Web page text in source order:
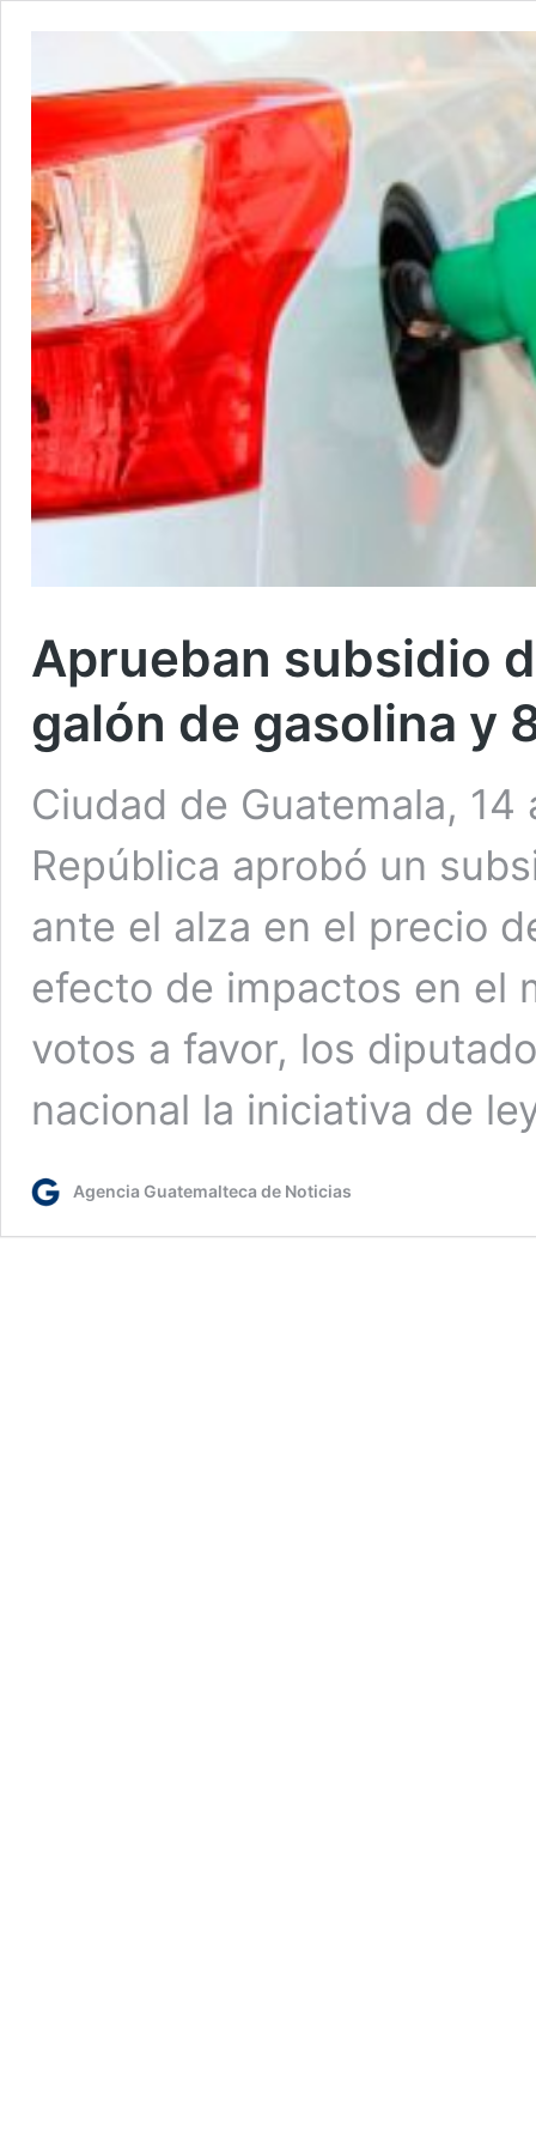
Aprueban subsidio
galón de gasolina y
Ciudad de Guatemala,
República aprobó un
ante el alza en el precio
efecto de impactos en el
votos a favor, los
nacional la iniciativa de
Agencia Guatemalteca de Noticias